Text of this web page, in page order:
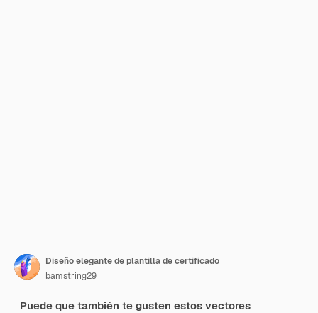
Diseño elegante de plantilla de certificado
bamstring29
Puede que también te gusten estos vectores